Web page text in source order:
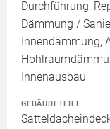
Durchführung,
Dämmung /
Innendämmung,
Innenausbau
GEBÄUDETEILE